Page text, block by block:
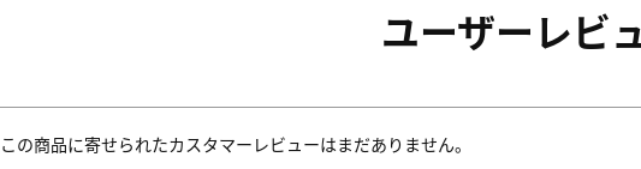
ユーザーレビ
この商品に寄せられたカスタマーレビューはまだありません。